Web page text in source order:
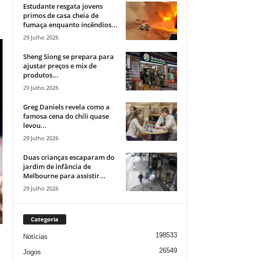
Estudante resgata jovens
primos de casa cheia de
fumaça enquanto incêndios...
29 Julho 2026
Sheng Siong se prepara para
ajustar preços e mix de
produtos...
29 Julho 2026
Greg Daniels revela como a
famosa cena do chili quase
levou...
29 Julho 2026
Duas crianças escaparam do
jardim de infância de
Melbourne para assistir...
29 Julho 2026
Categoria
Notícias 198533
Jogos 26549